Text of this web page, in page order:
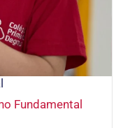
Fundamental